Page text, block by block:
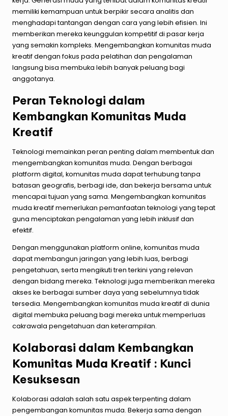
memiliki kemampuan untuk berpikir secara analitis dan
menghadapi tantangan dengan cara yang lebih efisien. Ini
memberikan mereka keunggulan kompetitif di pasar kerja
yang semakin kompleks. Mengembangkan komunitas muda
kreatif dengan fokus pada pelatihan dan pengalaman
langsung bisa membuka lebih banyak peluang bagi
anggotanya.
Peran Teknologi dalam
Kembangkan Komunitas Muda
Kreatif
Teknologi memainkan peran penting dalam membentuk dan
mengembangkan komunitas muda. Dengan berbagai
platform digital, komunitas muda dapat terhubung tanpa
batasan geografis, berbagi ide, dan bekerja bersama untuk
mencapai tujuan yang sama. Mengembangkan komunitas
muda kreatif memerlukan pemanfaatan teknologi yang tepat
guna menciptakan pengalaman yang lebih inklusif dan
efektif.
Dengan menggunakan platform online, komunitas muda
dapat membangun jaringan yang lebih luas, berbagi
pengetahuan, serta mengikuti tren terkini yang relevan
dengan bidang mereka. Teknologi juga memberikan mereka
akses ke berbagai sumber daya yang sebelumnya tidak
tersedia. Mengembangkan komunitas muda kreatif di dunia
digital membuka peluang bagi mereka untuk memperluas
cakrawala pengetahuan dan keterampilan.
Kolaborasi dalam Kembangkan
Komunitas Muda Kreatif : Kunci
Kesuksesan
Kolaborasi adalah salah satu aspek terpenting dalam
pengembangan komunitas muda. Bekerja sama dengan